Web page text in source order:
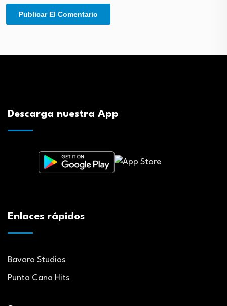
Descarga nuestra App
Enlaces rápidos
Bavaro Studios
Punta Cana Hits